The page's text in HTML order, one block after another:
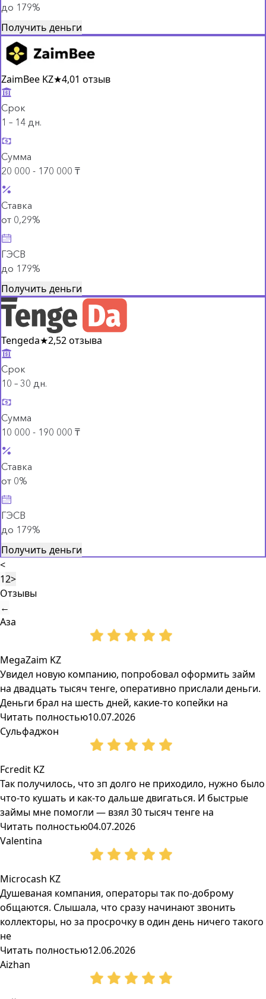
до 179%
Получить деньги
ZaimBee KZ★4,01 отзыв
Срок
1 – 14 дн.
Сумма
20 000 - 170 000 ₸
Ставка
от 0,29%
ГЭСВ
до 179%
Получить деньги
Tengeda★2,52 отзыва
Срок
10 – 30 дн.
Сумма
10 000 - 190 000 ₸
Ставка
от 0%
ГЭСВ
до 179%
Получить деньги
<
12>
Отзывы
←
Аза
MegaZaim KZ
Увидел новую компанию, попробовал оформить займ
на двадцать тысяч тенге, оперативно прислали деньги.
Деньги брал на шесть дней, какие-то копейки на
Читать полностью10.07.2026
Сульфаджон
Fcredit KZ
Так получилось, что зп долго не приходило, нужно было
что-то кушать и как-то дальше двигаться. И быстрые
займы мне помогли — взял 30 тысяч тенге на
Читать полностью04.07.2026
Valentina
Microcash KZ
Душеваная компания, операторы так по-доброму
общаются. Слышала, что сразу начинают звонить
коллекторы, но за просрочку в один день ничего такого
не
Читать полностью12.06.2026
Aizhan